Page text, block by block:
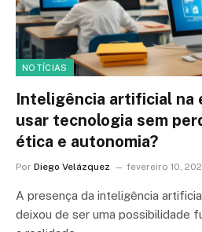
NOTÍCIAS
Inteligência artificial na
usar tecnologia sem
ética e autonomia?
Por Diego Velázquez fevereiro 10,
A presença da inteligência
deixou de ser uma possibilidade